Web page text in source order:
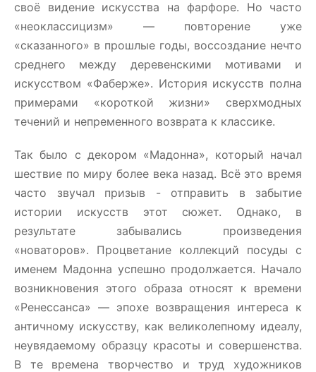
своё видение искусства на фарфоре. Но часто
«неоклассицизм» — повторение уже
«сказанного» в прошлые годы, воссоздание нечто
среднего между деревенскими мотивами и
искусством «Фаберже». История искусств полна
примерами «короткой жизни» сверхмодных
течений и непременного возврата к классике.
Так было с декором «Мадонна», который начал
шествие по миру более века назад. Всё это время
часто звучал призыв - отправить в забытие
истории искусств этот сюжет. Однако, в
результате забывались произведения
«новаторов». Процветание коллекций посуды с
именем Мадонна успешно продолжается. Начало
возникновения этого образа относят к времени
«Ренессанса» — эпохе возвращения интереса к
античному искусству, как великолепному идеалу,
неувядаемому образцу красоты и совершенства.
В те времена творчество и труд художников